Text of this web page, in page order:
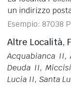
un indirizzo
Esempio: 87038
Altre Località,
Acquabianca II,
Deuda II,
Lucia II, Santa